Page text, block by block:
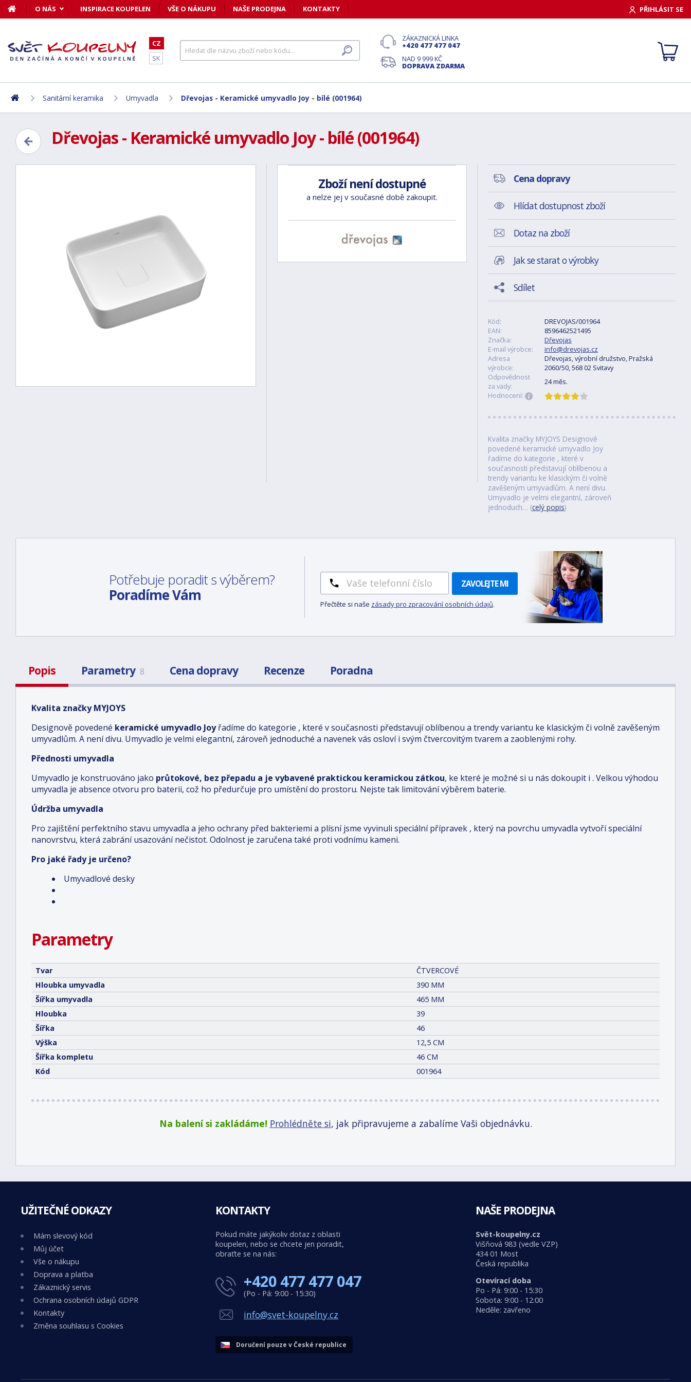
O NÁS INSPIRACE KOUPELEN VŠE O NÁKUPU NAŠE PRODEJNA KONTAKTY PŘIHLÁSIT SE
CZ
SK
ZÁKAZNICKÁ LINKA
+420 477 477 047
NAD 9 999 KČ
DOPRAVA ZDARMA
Sanitární keramika Umyvadla Dřevojas - Keramické umyvadlo Joy - bílé (001964)
Dřevojas - Keramické umyvadlo Joy - bílé (001964)
Zboží není dostupné
a nelze jej v současné době zakoupit.
Cena dopravy
Hlídat dostupnost zboží
Dotaz na zboží
Jak se starat o výrobky
Sdílet
Kód:
DREVOJAS/001964
EAN:
8596462521495
Značka:
Dřevojas
E-mail výrobce:
info@drevojas.cz
Adresa
výrobce:
Dřevojas, výrobní družstvo, Pražská
2060/50, 568 02 Svitavy
Odpovědnost
za vady:
24 měs.
Hodnocení:
Kvalita značky MYJOYS Designově
povedené keramické umyvadlo Joy
řadíme do kategorie , které v
současnosti představují oblíbenou a
trendy variantu ke klasickým či volně
zavěšeným umyvadlům. A není divu.
Umyvadlo je velmi elegantní, zároveň
jednoduch… (celý popis)
Potřebuje poradit s výběrem?
Poradíme Vám
ZAVOLEJTE MI
Přečtěte si naše zásady pro zpracování osobních údajů.
Popis Parametry 8 Cena dopravy Recenze Poradna
Kvalita značky MYJOYS
Designově povedené keramické umyvadlo Joyřadíme do kategorie , které v současnosti představují oblíbenou a trendy variantu ke klasickým či volně zavěšeným
umyvadlům. A není divu. Umyvadlo je velmi elegantní, zároveň jednoduché a navenek vás osloví i svým čtvercovitým tvarem a zaoblenými rohy.
Přednosti umyvadla
Umyvadlo je konstruováno jako průtokové, bez přepadu a je vybavené praktickou keramickou zátkou, ke které je možné si u nás dokoupit i . Velkou výhodou
umyvadla je absence otvoru pro baterii, což ho předurčuje pro umístění do prostoru. Nejste tak limitování výběrem baterie.
Údržba umyvadla
Pro zajištění perfektního stavu umyvadla a jeho ochrany před bakteriemi a plísní jsme vyvinuli speciální přípravek , který na povrchu umyvadla vytvoří speciální
nanovrstvu, která zabrání usazování nečistot. Odolnost je zaručena také proti vodnímu kameni.
Pro jaké řady je určeno?
Umyvadlové desky
Parametry
Tvar
ČTVERCOVÉ
Hloubka umyvadla
390 MM
Šířka umyvadla
465 MM
Hloubka
39
Šířka
46
Výška
12,5 CM
Šířka kompletu
46 CM
Kód
001964
Na balení si zakládáme! Prohlédněte si, jak připravujeme a zabalíme Vaši objednávku.
UŽITEČNÉ ODKAZY
Mám slevový kód
Můj účet
Vše o nákupu
Doprava a platba
Zákaznický servis
Ochrana osobních údajů GDPR
Kontakty
Změna souhlasu s Cookies
KONTAKTY
Pokud máte jakýkoliv dotaz z oblasti
koupelen, nebo se chcete jen poradit,
obraťte se na nás:
+420 477 477 047
(Po - Pá: 9:00 - 15:30)
info@svet-koupelny.cz
Doručení pouze v České republice
NAŠE PRODEJNA
Svět-koupelny.cz
Višňová 983 (vedle VZP)
434 01 Most
Česká republika
Otevírací doba
Po - Pá: 9:00 - 15:30
Sobota: 9:00 - 12:00
Neděle: zavřeno